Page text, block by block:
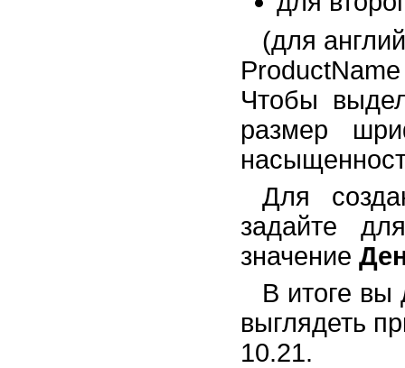
(для
Чтобы
размер
Для
задайте
значение
В итоге вы
выглядеть
10.21.